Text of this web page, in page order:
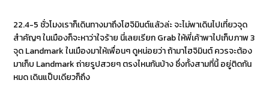
22.4-5 ชั่วโมงเราก็เดินทางมาถึงโฮจิมินต์แล้วล่ะ จะไม่พาเดินไปเที่ยวจุด
สำคัญๆ ในเมืองก็จะหาว่าใจร้าย นี่เลยเรียก Grab ให้พี่เค้าพาไปเก็บภาพ 3
จุด Landmark ในเมืองมาให้เพื่อนๆ ดูหน่อยว่า ถ้ามาโฮจิมินต์ ควรจะต้อง
มาเก็บ Landmark ถ่ายรูปสวยๆ ตรงไหนกันบ้าง ซึ่งทั้งสามที่นี้ อยู่ติดกัน
หมด เดินแป็บเดียวก็ถึง